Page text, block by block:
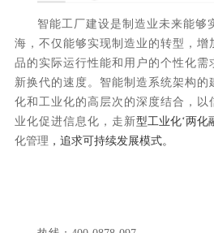
智能工厂建设是制造业未来能够
海，不仅能够实现制造业的转型，增
品的实际运行性能和用户的个性化需
新换代的速度。智能制造系统架构的
化和工业化的高层次的深度结合，以
业化促进信息化，走新型工业化‘两化
化管理 ，追求可持续发展模式。